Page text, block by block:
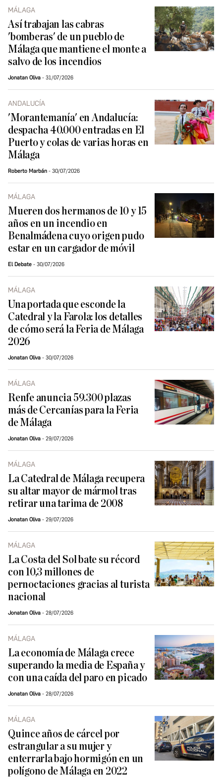
MÁLAGA
Así trabajan las cabras
'bomberas' de un pueblo de
Málaga que mantiene el monte a
salvo de los incendios
Jonatan Oliva 31/07/2026
ANDALUCÍA
'Morantemanía' en Andalucía:
despacha 40.000 entradas en El
Puerto y colas de varias horas en
Málaga
Roberto Marbán 30/07/2026
MÁLAGA
Mueren dos hermanos de 10 y 15
años en un incendio en
Benalmádena cuyo origen pudo
estar en un cargador de móvil
El Debate 30/07/2026
MÁLAGA
Una portada que esconde la
Catedral y la Farola: los detalles
de cómo será la Feria de Málaga
2026
Jonatan Oliva 30/07/2026
MÁLAGA
Renfe anuncia 59.300 plazas
más de Cercanías para la Feria
de Málaga
Jonatan Oliva 29/07/2026
MÁLAGA
La Catedral de Málaga recupera
su altar mayor de mármol tras
retirar una tarima de 2008
Jonatan Oliva 29/07/2026
MÁLAGA
La Costa del Sol bate su récord
con 10,3 millones de
pernoctaciones gracias al turista
nacional
Jonatan Oliva 28/07/2026
MÁLAGA
La economía de Málaga crece
superando la media de España y
con una caída del paro en picado
Jonatan Oliva 28/07/2026
MÁLAGA
Quince años de cárcel por
estrangular a su mujer y
enterrarla bajo hormigón en un
polígono de Málaga en 2022